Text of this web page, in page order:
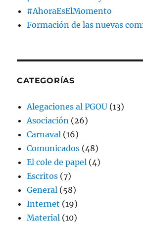
#AhoraEsElMomento
Formación de las nuevas
CATEGORÍAS
Alegaciones al PGOU (13)
Asociación (26)
Carnaval (16)
Comunicados (48)
El cole de papel (4)
Escritos (7)
General (58)
Internet (19)
Material (10)